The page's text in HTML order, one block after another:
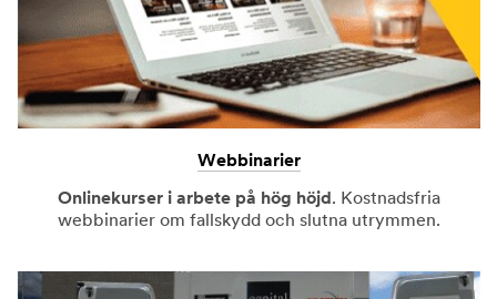
Webbinarier
Onlinekurser i arbete på hög höjd. Kostnadsfria
webbinarier om fallskydd och slutna utrymmen.